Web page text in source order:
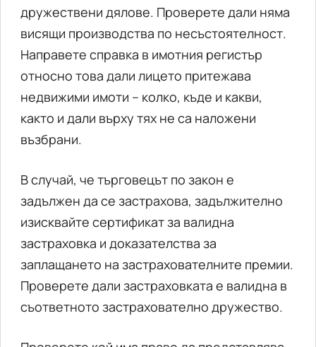
дружествени дялове. Проверете дали няма
висящи производства по несъстоятелност.
Направете справка в имотния регистър
относно това дали лицето притежава
недвижими имоти – колко, къде и какви,
както и дали върху тях не са наложени
възбрани.
В случай, че търговецът по закон е
задължен да се застрахова, задължително
изисквайте сертификат за валидна
застраховка и доказателства за
заплащането на застрахователните премии.
Проверете дали застраховката е валидна в
съответното застрахователно дружество.